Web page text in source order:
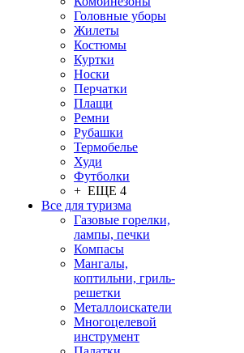
Головные уборы
Жилеты
Костюмы
Куртки
Носки
Перчатки
Плащи
Ремни
Рубашки
Термобелье
Худи
Футболки
+ ЕЩЕ 4
Все для туризма
Газовые горелки,
лампы, печки
Компасы
Мангалы,
коптильни, гриль-
решетки
Металлоискатели
Многоцелевой
инструмент